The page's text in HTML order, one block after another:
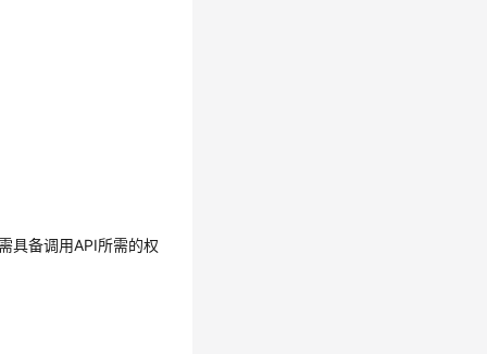
具备调用API所需的权